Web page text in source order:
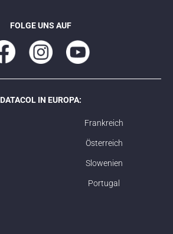
FOLGE UNS AUF
DATACOL IN EUROPA:
Frankreich
Österreich
Slowenien
Portugal